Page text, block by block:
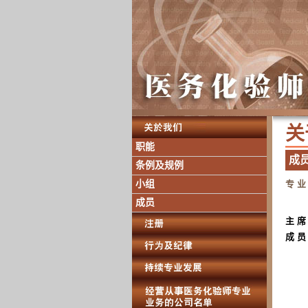
职能
条例及规例
小组
成员
关
成
专
主 席
成 员